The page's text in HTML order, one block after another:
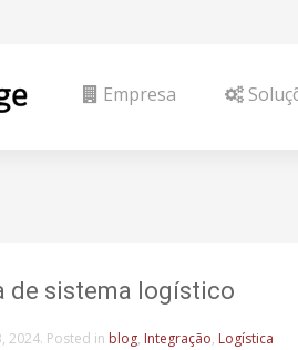
Empresa
de sistema logístico
2024. Posted in blog, Integração, Logística